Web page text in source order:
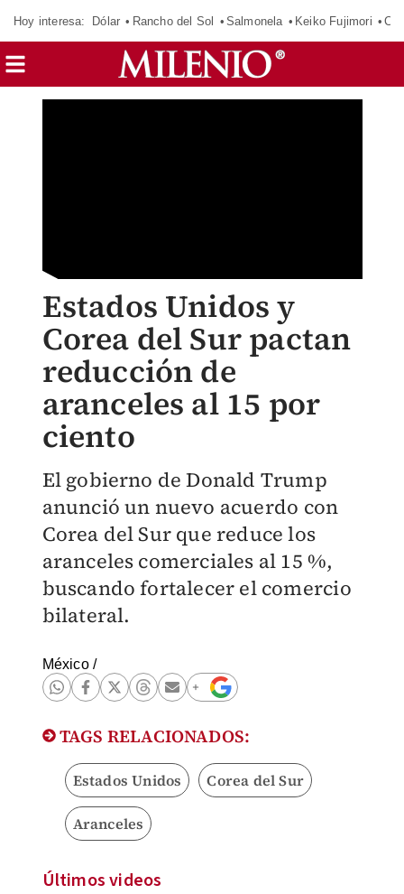
Hoy interesa: Dólar Rancho del Sol Salmonela Keiko Fujimori
Estados Unidos y
Corea del Sur pactan
reducción de
aranceles al 15 por
ciento
El gobierno de Donald Trump
anunció un nuevo acuerdo con
Corea del Sur que reduce los
aranceles comerciales al 15 %,
buscando fortalecer el comercio
bilateral.
México/
TAGS RELACIONADOS:
Estados Unidos Corea del Sur
Aranceles
Últimos videos